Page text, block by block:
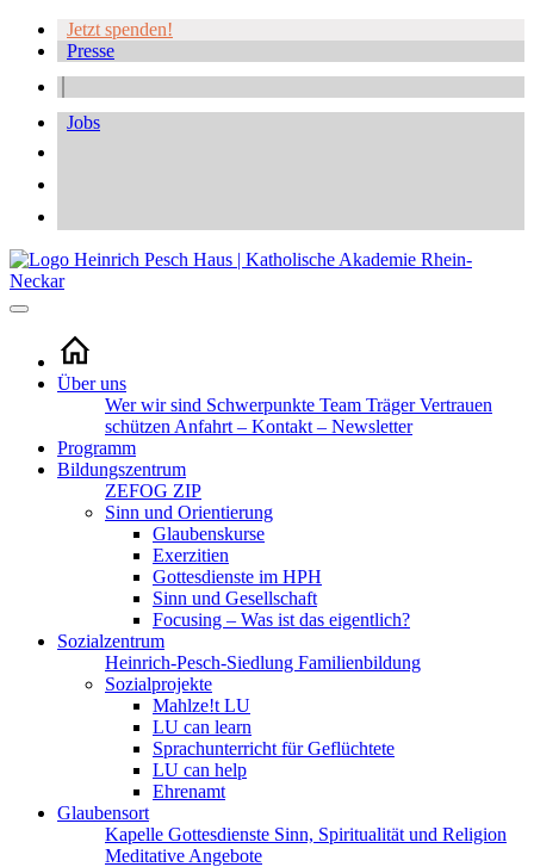
Jetzt spenden!
Presse
Jobs
Über uns
Wer wir sind Schwerpunkte Team TrägerVertrauen
schützen Anfahrt – Kontakt – Newsletter
Programm
Bildungszentrum
ZEFOG ZIP
Sinn und Orientierung
Glaubenskurse
Exerzitien
Gottesdienste im HPH
Sinn und Gesellschaft
Focusing – Was ist das eigentlich?
Sozialzentrum
Heinrich-Pesch-Siedlung Familienbildung
Sozialprojekte
Mahlze!t LU
LU can learn
Sprachunterricht für Geflüchtete
LU can help
Ehrenamt
Glaubensort
Kapelle Gottesdienste Sinn, Spiritualität und Religion
Meditative Angebote